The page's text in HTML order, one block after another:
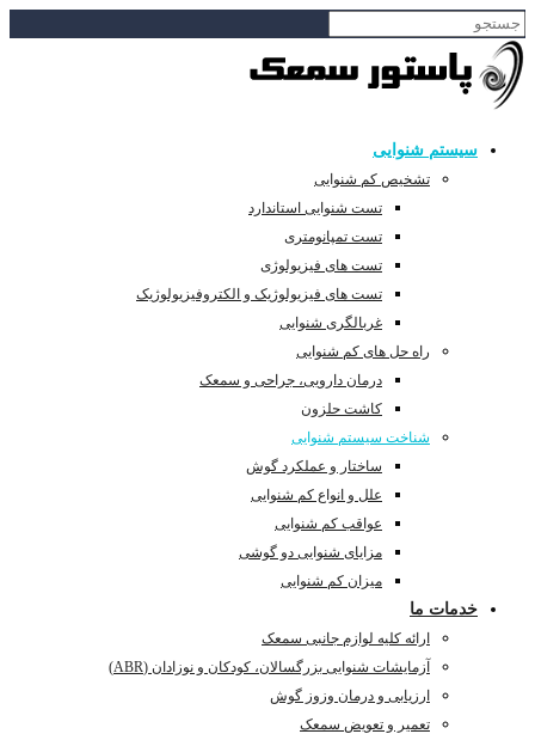
سیستم شنوایی
تشخیص کم شنوایی
تست شنوایی استاندارد
تست تمپانومتری
تست های فیزیولوژی
تست های فیزیولوژیک و الکتروفیزیولوژیک
غربالگری شنوایی
راه حل های کم شنوایی
درمان دارویی، جراحی و سمعک
کاشت حلزون
شناخت سیستم شنوایی
ساختار و عملکرد گوش
علل و انواع کم شنوایی
عواقب کم شنوایی
مزایای شنوایی دو گوشی
میزان کم شنوایی
خدمات ما
ارائه کلیه لوازم جانبی سمعک
آزمایشات شنوایی بزرگسالان، کودکان و نوزادان (ABR)
ارزیابی و درمان وزوز گوش
تعمیر و تعویض سمعک